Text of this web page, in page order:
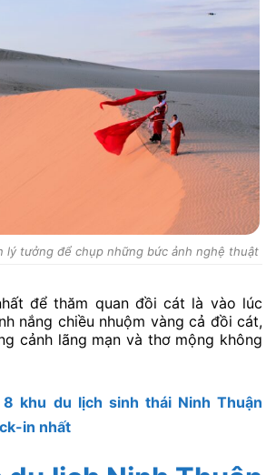
lý tưởng để chụp những bức ảnh nghệ thuật
để thăm quan đồi cát là vào lúc
nắng chiều nhuộm vàng cả đồi cát,
cảnh lãng mạn và thơ mộng không
8 khu du lịch sinh thái Ninh Thuận
in nhất